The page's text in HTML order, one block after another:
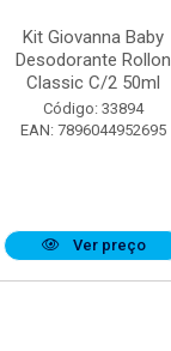
Kit Giovanna Baby
Desodorante Rollon
Classic C/2 50ml
Código: 33894
EAN: 7896044952695
Ver preço